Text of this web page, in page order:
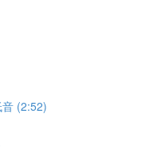
(2:52)